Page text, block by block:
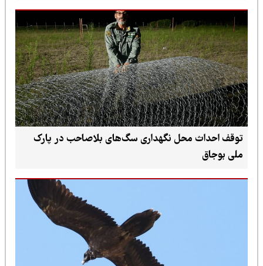
توقف احداث محل نگهداری سگ‌های بلاصاحب در پارک
ملی بوجاق